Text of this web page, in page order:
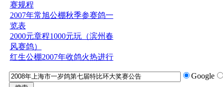
赛规程
2007年常旭公棚秋季参赛鸽一
览表
2000元章程1000元玩（滨州春
风赛鸽）
红生公棚2007年收鸽火热进行
Google